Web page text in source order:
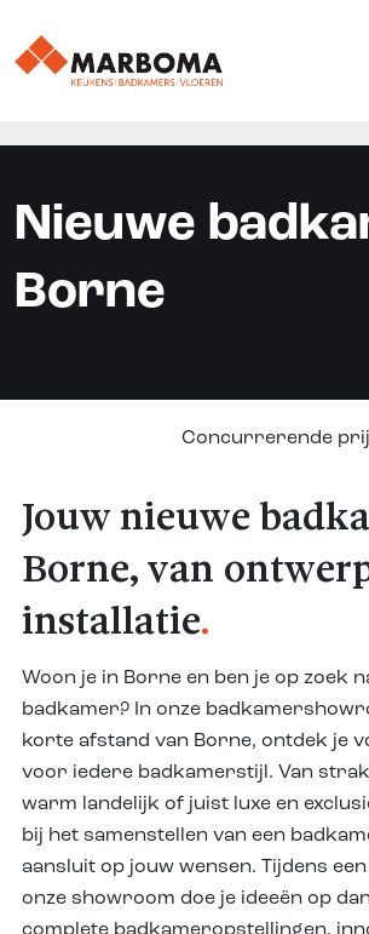
Nieuwe
Borne
Concurrerende
Jouw nieuwe
Borne, van
installatie.
Woon je in Borne en ben je op zoek
badkamer? In onze
korte afstand van Borne, ontdek je
voor iedere badkamerstijl. Van
warm landelijk of juist luxe en
bij het samenstellen van een
aansluit op jouw wensen. Tijdens
onze showroom doe je ideeën op